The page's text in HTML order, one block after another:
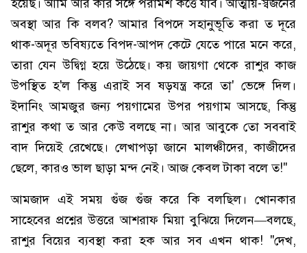
হয়েছ। আমি আর কার সঙ্গে পরামর্শ কত্তে যাব। আত্মীয়-স্বজনের
অবস্থা আর কি বলব? আমার বিপদে সহানুভূতি করা ত দূরে
থাক-অদূর ভবিষ্যতে বিপদ-আপদ কেটে যেতে পারে মনে করে,
তারা যেন উদ্বিগ্ন হয়ে উঠেছে। কয় জায়গা থেকে রাশুর কাজ
উপস্থিত হ'ল কিন্তু এরাই সব ষড়যন্ত্র করে তা' ভেঙ্গে দিল।
ইদানিং আমজুর জন্য পয়গামের উপর পয়গাম আসছে, কিন্তু
রাশুর কথা ত আর কেউ বলছে না। আর আবুকে তো সববাই
বাদ দিয়েই রেখেছে। লেখাপড়া জানে মালঞ্চীদের, কাজীদের
ছেলে, কারও ভাল ছাড়া মন্দ নেই। আজ কেবল টাকা বলে ত!"
আমজাদ এই সময় গুঁজ গুঁজ করে কি বলছিল। খোনকার
সাহেবের প্রশ্নের উত্তরে আশরাফ মিয়া বুঝিয়ে দিলেন—বলছে,
রাশুর বিয়ের ব্যবস্থা করা হক আর সব এখন থাক! "দেখ,